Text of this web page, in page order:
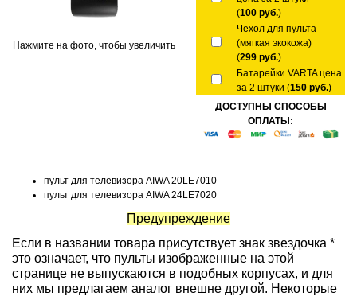
Нажмите на фото, чтобы увеличить
(100 руб.)
Чехол для пульта
(мягкая экокожа)
(299 руб.)
Батарейки VARTA цена
за 2 штуки (150 руб.)
ДОСТУПНЫ СПОСОБЫ
ОПЛАТЫ:
пульт для телевизора AIWA 20LE7010
пульт для телевизора AIWA 24LE7020
Предупреждение
Если в названии товара присутствует знак звездочка *
это означает, что пульты изображенные на этой
странице не выпускаются в подобных корпусах, и для
них мы предлагаем аналог внешне другой. Некоторые